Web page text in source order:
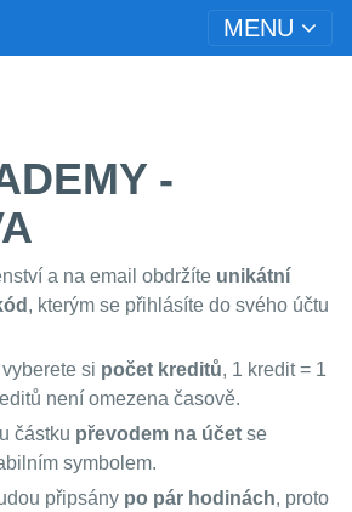
MENU
-
a na email obdržíte unikátní
, kterým se přihlásíte do svého účtu
si počet kreditů, 1 kredit = 1
není omezena časově.
částku převodem na účet se
symbolem.
připsány po pár hodinách, proto